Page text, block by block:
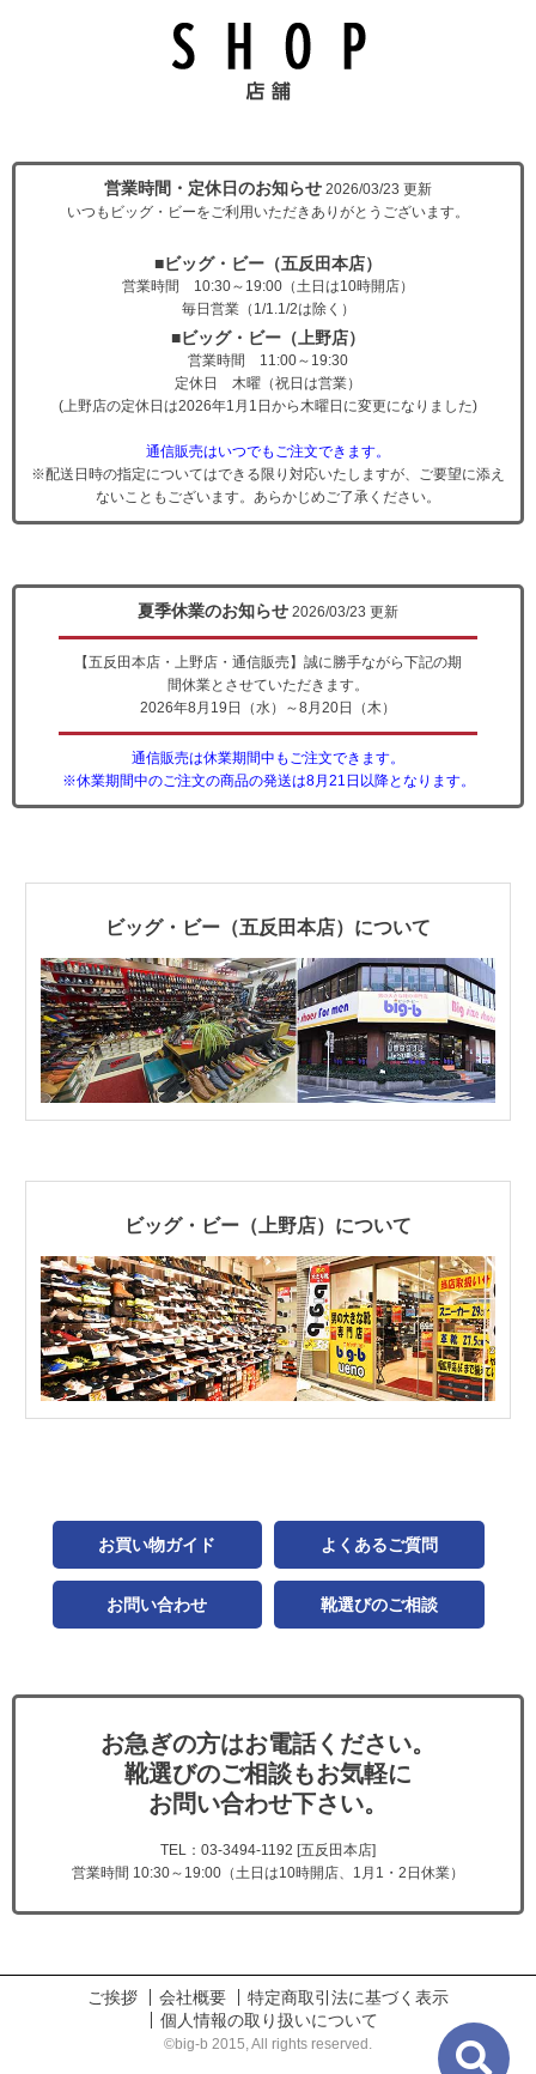
営業時間・定休日のお知らせ 2026/03/23 更新
いつもビッグ・ビーをご利用いただきありがとうございます。
■ビッグ・ビー（五反田本店）
営業時間 10:30～19:00（土日は10時開店）
毎日営業（1/1.1/2は除く）
■ビッグ・ビー（上野店）
営業時間 11:00～19:30
定休日 木曜 （祝日は営業）
(上野店の定休日は2026年1月1日から木曜日に変更になりました)
通信販売はいつでもご注文できます。
※配送日時の指定についてはできる限り対応いたしますが、ご要望に添え
ないこともございます。あらかじめご了承ください。
夏季休業のお知らせ 2026/03/23 更新
【五反田本店・上野店・通信販売】誠に勝手ながら下記の期
間休業とさせていただきます。
2026年8月19日（水）～8月20日（木）
通信販売は休業期間中もご注文できます。
※休業期間中のご注文の商品の発送は8月21日以降となります。
ビッグ・ビー（五反田本店）について
ビッグ・ビー（上野店）について
お買い物ガイド よくあるご質問
お問い合わせ 靴選びのご相談
お急ぎの方はお電話ください。
靴選びのご相談もお気軽に
お問い合わせ下さい。
TEL：03-3494-1192 [五反田本店]
営業時間 10:30～19:00（土日は10時開店、1月1・2日休業）
ご挨拶 会社概要
特定商取引法に基づく表示
個人情報の取り扱いについて
©big-b 2015, All rights reserved.